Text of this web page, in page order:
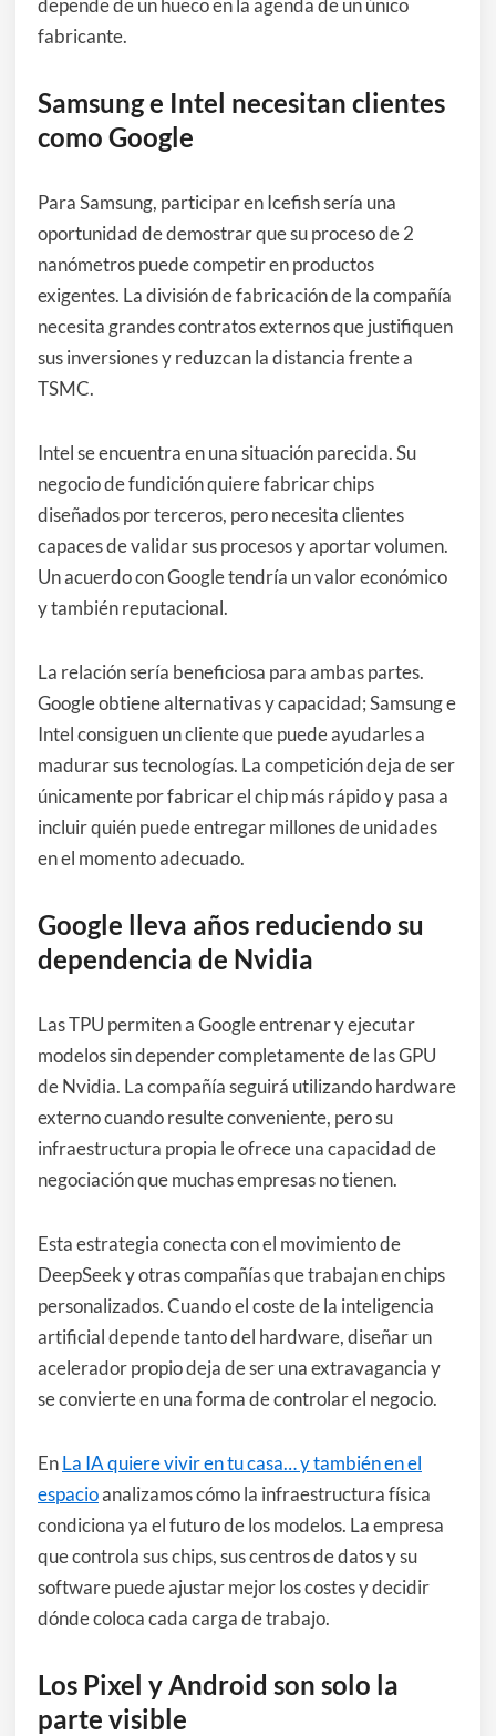
depende de un hueco en la agenda de un único
fabricante.
Samsung e Intel necesitan clientes
como Google
Para Samsung, participar en Icefish sería una
oportunidad de demostrar que su proceso de 2
nanómetros puede competir en productos
exigentes. La división de fabricación de la compañía
necesita grandes contratos externos que justifiquen
sus inversiones y reduzcan la distancia frente a
TSMC.
Intel se encuentra en una situación parecida. Su
negocio de fundición quiere fabricar chips
diseñados por terceros, pero necesita clientes
capaces de validar sus procesos y aportar volumen.
Un acuerdo con Google tendría un valor económico
y también reputacional.
La relación sería beneficiosa para ambas partes.
Google obtiene alternativas y capacidad; Samsung e
Intel consiguen un cliente que puede ayudarles a
madurar sus tecnologías. La competición deja de ser
únicamente por fabricar el chip más rápido y pasa a
incluir quién puede entregar millones de unidades
en el momento adecuado.
Google lleva años reduciendo su
dependencia de Nvidia
Las TPU permiten a Google entrenar y ejecutar
modelos sin depender completamente de las GPU
de Nvidia. La compañía seguirá utilizando hardware
externo cuando resulte conveniente, pero su
infraestructura propia le ofrece una capacidad de
negociación que muchas empresas no tienen.
Esta estrategia conecta con el movimiento de
DeepSeek y otras compañías que trabajan en chips
personalizados. Cuando el coste de la inteligencia
artificial depende tanto del hardware, diseñar un
acelerador propio deja de ser una extravagancia y
se convierte en una forma de controlar el negocio.
EnLa IA quiere vivir en tu casa… y también en el
espacioanalizamos cómo la infraestructura física
condiciona ya el futuro de los modelos. La empresa
que controla sus chips, sus centros de datos y su
software puede ajustar mejor los costes y decidir
dónde coloca cada carga de trabajo.
Los Pixel y Android son solo la
parte visible